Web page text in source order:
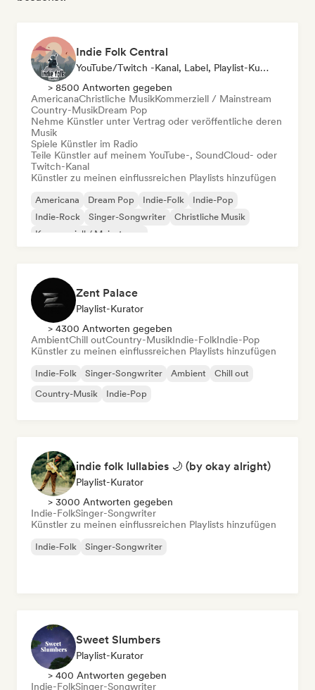
Indie Folk Central
YouTube/Twitch -Kanal, Label, Playlist-Kurator, Radiosender
> 8500 Antworten gegeben
AmericanaChristliche MusikKommerziell / Mainstream
Country-MusikDream Pop
Nehme Künstler unter Vertrag oder veröffentliche deren
Musik
Spiele Künstler im Radio
Teile Künstler auf meinem YouTube-, SoundCloud- oder
Twitch-Kanal
Künstler zu meinen einflussreichen Playlists hinzufügen
Americana Dream Pop Indie-Folk
Indie-Pop
Indie-Rock
Singer-Songwriter
Christliche Musik
Kommerziell / Mainstream
Zent Palace
Playlist-Kurator
> 4300 Antworten gegeben
AmbientChill outCountry-MusikIndie-FolkIndie-Pop
Künstler zu meinen einflussreichen Playlists hinzufügen
Indie-Folk Singer-Songwriter Ambient
Chill out
Country-Musik
Indie-Pop
indie folk lullabies 🌙 (by okay alright)
Playlist-Kurator
> 3000 Antworten gegeben
Indie-FolkSinger-Songwriter
Künstler zu meinen einflussreichen Playlists hinzufügen
Indie-Folk Singer-Songwriter
Sweet Slumbers
Playlist-Kurator
> 400 Antworten gegeben
Indie-FolkSinger-Songwriter